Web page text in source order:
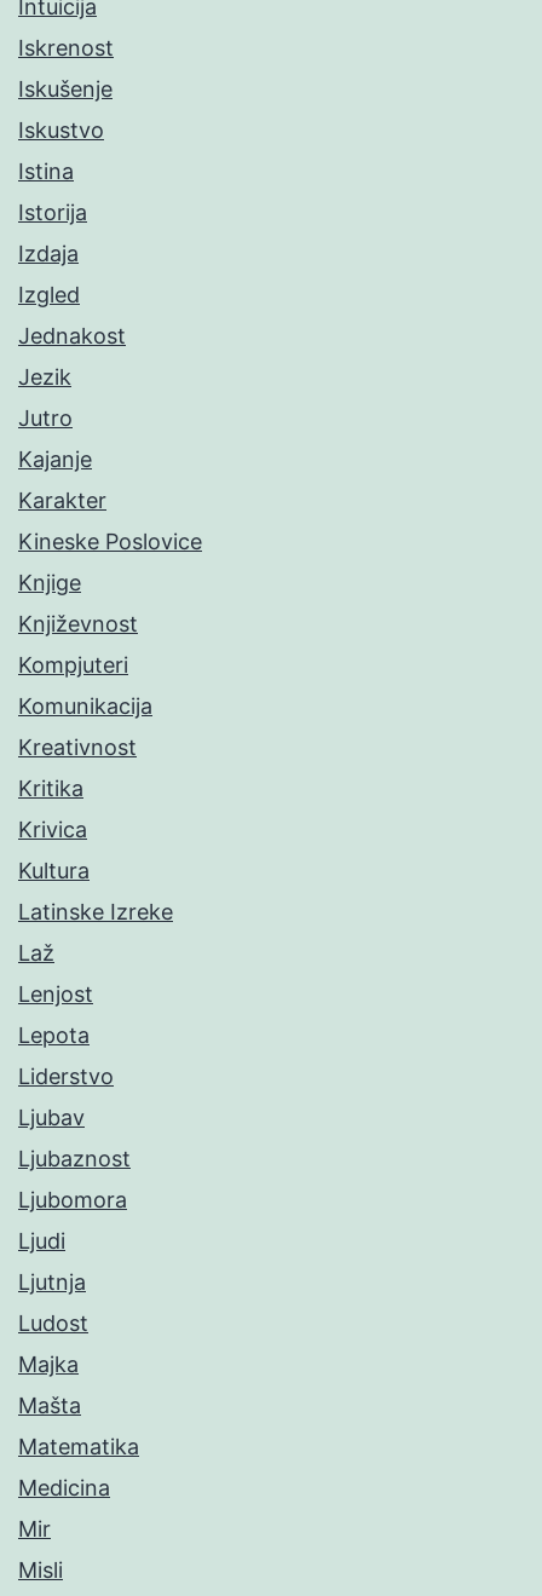
Intuicija
Iskrenost
Iskušenje
Iskustvo
Istina
Istorija
Izdaja
Izgled
Jednakost
Jezik
Jutro
Kajanje
Karakter
Kineske Poslovice
Knjige
Književnost
Kompjuteri
Komunikacija
Kreativnost
Kritika
Krivica
Kultura
Latinske Izreke
Laž
Lenjost
Lepota
Liderstvo
Ljubav
Ljubaznost
Ljubomora
Ljudi
Ljutnja
Ludost
Majka
Mašta
Matematika
Medicina
Mir
Misli